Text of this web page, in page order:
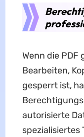
Wenn die
Bearbeiten,
gesperrt ist,
autorisierte
spezialisiertes